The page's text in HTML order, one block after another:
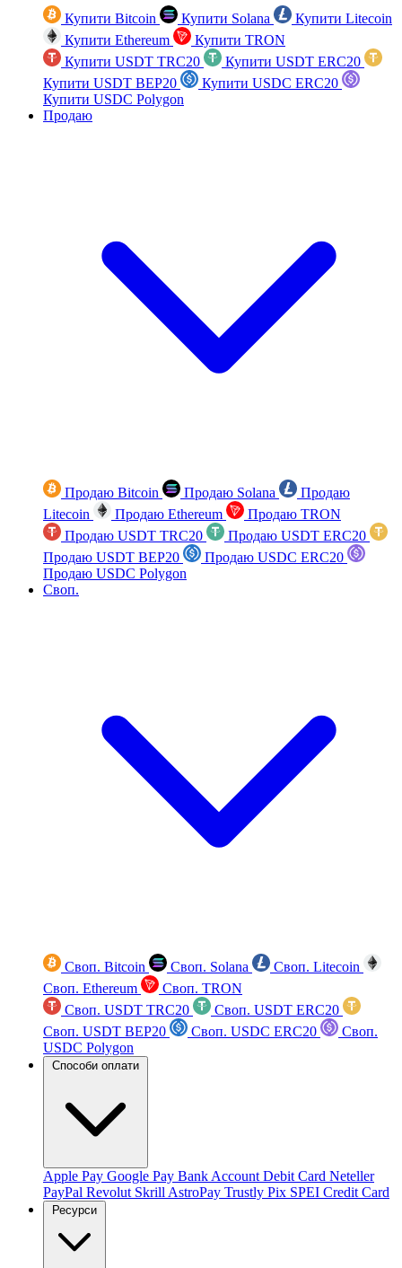
Купити Bitcoin Купити Solana
Купити Litecoin
Купити Ethereum
Купити TRON
Купити USDT TRC20
Купити USDT ERC20
Купити USDT BEP20
Купити USDC ERC20
Купити USDC Polygon
Продаю
Продаю Bitcoin Продаю Solana
Продаю
Litecoin
Продаю Ethereum
Продаю TRON
Продаю USDT TRC20
Продаю USDT ERC20
Продаю USDT BEP20
Продаю USDC ERC20
Продаю USDC Polygon
Своп.
Своп. Bitcoin Своп. Solana
Своп. Litecoin
Своп. Ethereum
Своп. TRON
Своп. USDT TRC20
Своп. USDT ERC20
Своп. USDT BEP20
Своп. USDC ERC20
Своп.
USDC Polygon
Способи оплати
Apple Pay Google Pay Bank Account Debit Card Neteller
PayPal Revolut Skrill AstroPay Trustly Pix SPEI Credit Card
Ресурси